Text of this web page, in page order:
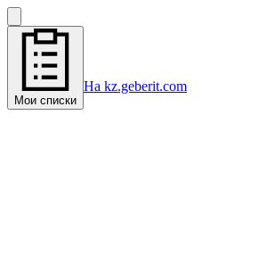
Мои списки
На kz.geberit.com